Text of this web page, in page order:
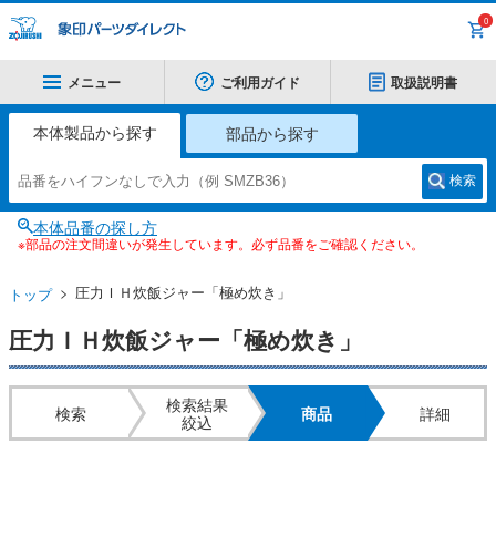
0
メニュー ご利用ガイド 取扱説明書
本体製品から探す 部品から探す
検索
本体品番の探し方
※部品の注文間違いが発生しています。必ず品番をご確認ください。
トップ 圧力ＩＨ炊飯ジャー「極め炊き」
圧力ＩＨ炊飯ジャー「極め炊き」
検索
検索結果
絞込
商品 詳細